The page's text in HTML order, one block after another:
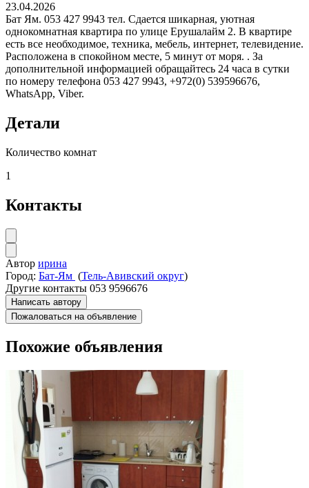
23.04.2026
Бат Ям. 053 427 9943 тел. Сдается шикарная, уютная
однокомнатная квартира по улице Ерушалайм 2. В квартире
есть все необходимое, техника, мебель, интернет, телевидение.
Расположена в спокойном месте, 5 минут от моря. . За
дополнительной информацией обращайтесь 24 часа в сутки
по номеру телефона 053 427 9943, +972(0) 539596676,
WhatsApp, Viber.
Детали
Количество комнат
1
Контакты
Автор ирина
Город: Бат-Ям (Тель-Авивский округ)
Другие контакты 053 9596676
Написать автору
Пожаловаться на объявление
Похожие объявления